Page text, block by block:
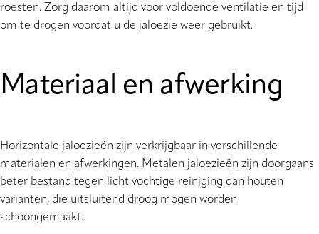
roesten. Zorg daarom altijd voor voldoende ventilatie en tijd
om te drogen voordat u de jaloezie weer gebruikt.
Materiaal en afwerking
Horizontale jaloezieën zijn verkrijgbaar in verschillende
materialen en afwerkingen. Metalen jaloezieën zijn doorgaans
beter bestand tegen licht vochtige reiniging dan houten
varianten, die uitsluitend droog mogen worden
schoongemaakt.